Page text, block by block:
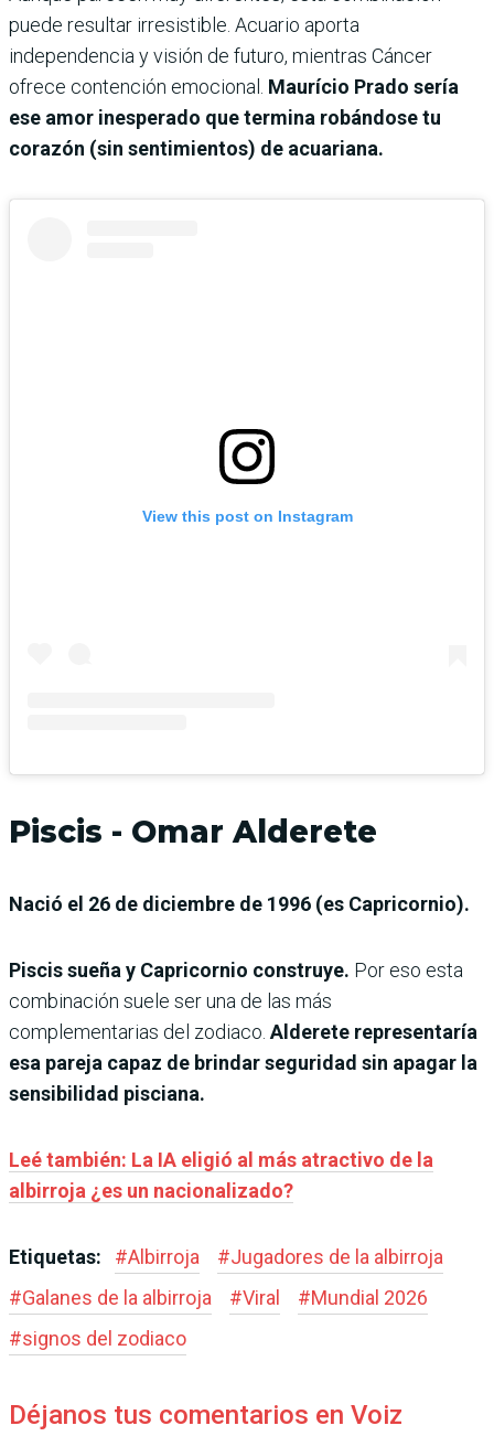
puede resultar irresistible. Acuario aporta
independencia y visión de futuro, mientras Cáncer
ofrece contención emocional. Maurício Prado sería
ese amor inesperado que termina robándose tu
corazón (sin sentimientos) de acuariana.
View this post on Instagram
Piscis - Omar Alderete
Nació el 26 de diciembre de 1996 (es Capricornio).
Piscis sueña y Capricornio construye. Por eso esta
combinación suele ser una de las más
complementarias del zodiaco. Alderete representaría
esa pareja capaz de brindar seguridad sin apagar la
sensibilidad pisciana.
Leé también: La IA eligió al más atractivo de la
albirroja ¿es un nacionalizado?
Etiquetas: #Albirroja #Jugadores de la albirroja
#Galanes de la albirroja #Viral #Mundial 2026
#signos del zodiaco
Déjanos tus comentarios en Voiz